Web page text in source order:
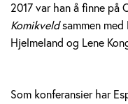
2017 var han å finne på
Komikveldsammen
Hjelmeland og Lene
Som konferansier har